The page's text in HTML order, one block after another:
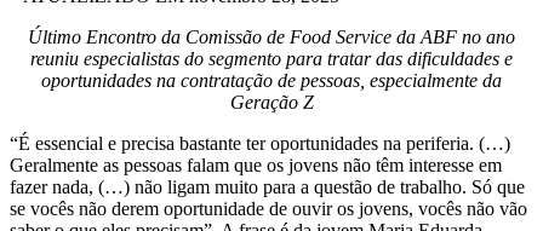
Último Encontro da Comissão de Food Service da ABF no ano
reuniu especialistas do segmento para tratar das dificuldades e
oportunidades na contratação de pessoas, especialmente da
Geração Z
“É essencial e precisa bastante ter oportunidades na periferia. (…)
Geralmente as pessoas falam que os jovens não têm interesse em
fazer nada, (…) não ligam muito para a questão de trabalho. Só que
se vocês não derem oportunidade de ouvir os jovens, vocês não vão